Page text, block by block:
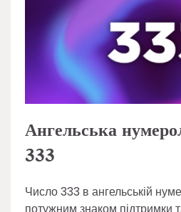
Ангельська
333
Число 333 в ангельській